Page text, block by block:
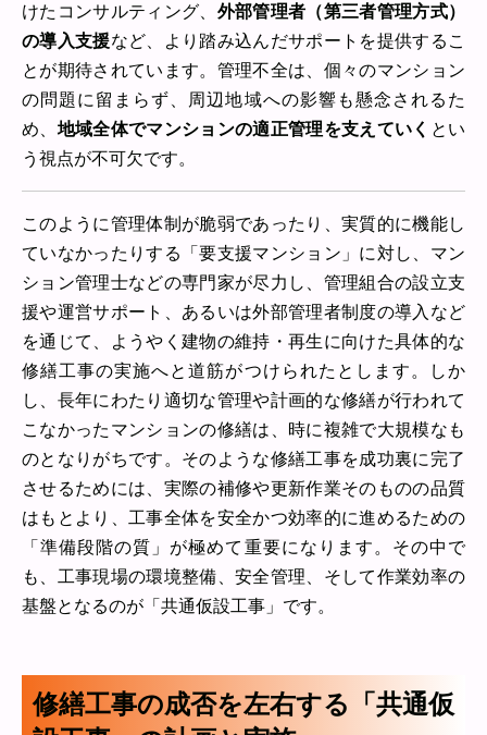
けたコンサルティング、 外部管理者（第三者管理方式）
の導入支援など、より踏み込んだサポートを提供するこ
とが期待されています。管理不全は、個々のマンション
の問題に留まらず、周辺地域への影響も懸念されるた
め、 地域全体でマンションの適正管理を支えていく とい
う視点が不可欠です。
このように管理体制が脆弱であったり、実質的に機能し
ていなかったりする「要支援マンション」に対し、マン
ション管理士などの専門家が尽力し、管理組合の設立支
援や運営サポート、あるいは外部管理者制度の導入など
を通じて、ようやく建物の維持・再生に向けた具体的な
修繕工事の実施へと道筋がつけられたとします。しか
し、長年にわたり適切な管理や計画的な修繕が行われて
こなかったマンションの修繕は、時に複雑で大規模なも
のとなりがちです。そのような修繕工事を成功裏に完了
させるためには、実際の補修や更新作業そのものの品質
はもとより、工事全体を安全かつ効率的に進めるための
「準備段階の質」が極めて重要になります。その中で
も、工事現場の環境整備、安全管理、そして作業効率の
基盤となるのが「共通仮設工事」です。
修繕工事の成否を左右する「共通仮